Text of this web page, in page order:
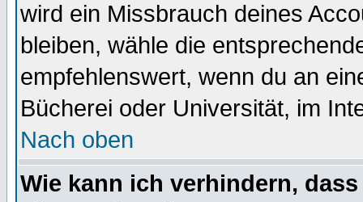
wird ein Missbrauch deines
bleiben, wähle die
empfehlenswert, wenn du an
Bücherei oder Universität, im
Nach oben
Wie kann ich verhindern,